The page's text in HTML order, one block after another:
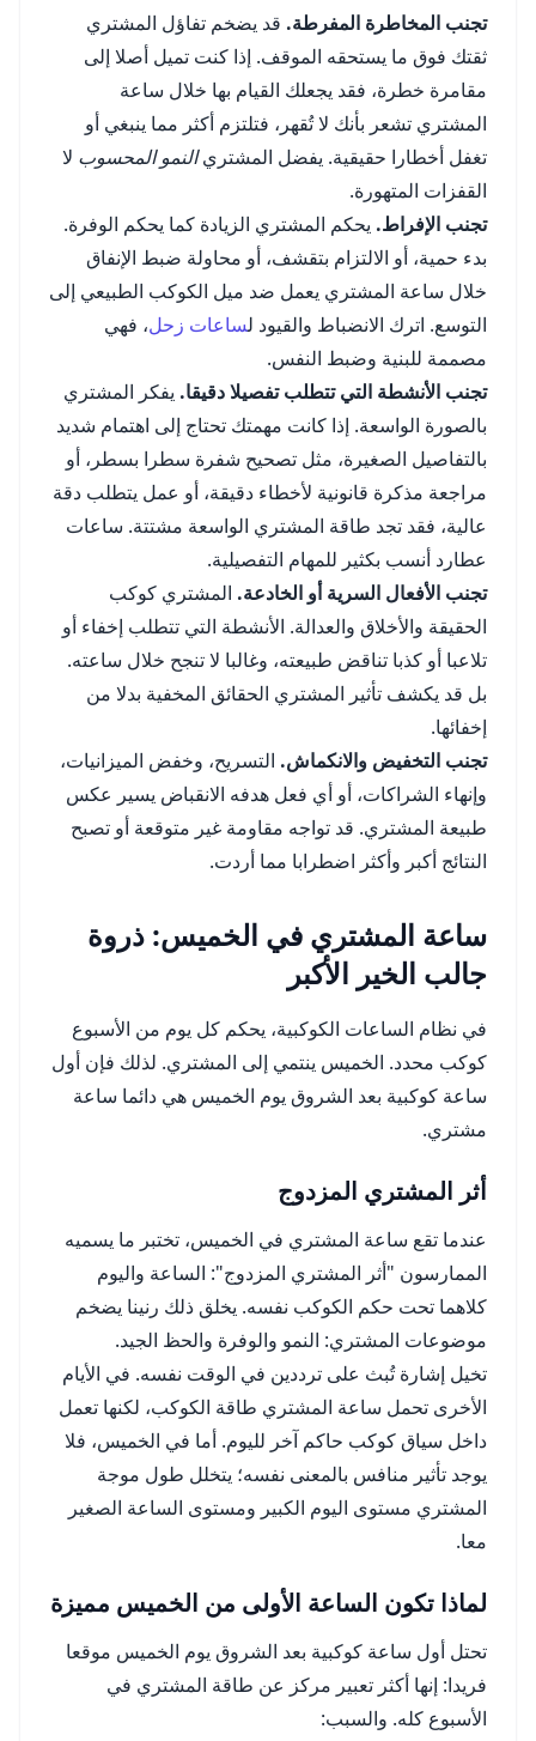
تجنب المخاطرة المفرطة. قد يضخم تفاؤل المشتري
ثقتك فوق ما يستحقه الموقف. إذا كنت تميل أصلا إلى
مقامرة خطرة، فقد يجعلك القيام بها خلال ساعة
المشتري تشعر بأنك لا تُقهر، فتلتزم أكثر مما ينبغي أو
تغفل أخطارا حقيقية. يفضل المشتريالنمو المحسوب لا
القفزات المتهورة.
تجنب الإفراط. يحكم المشتري الزيادة كما يحكم الوفرة.
بدء حمية، أو الالتزام بتقشف، أو محاولة ضبط الإنفاق
خلال ساعة المشتري يعمل ضد ميل الكوكب الطبيعي إلى
التوسع. اترك الانضباط والقيود لساعات زحل، فهي
مصممة للبنية وضبط النفس.
تجنب الأنشطة التي تتطلب تفصيلا دقيقا. يفكر المشتري
بالصورة الواسعة. إذا كانت مهمتك تحتاج إلى اهتمام شديد
بالتفاصيل الصغيرة، مثل تصحيح شفرة سطرا بسطر، أو
مراجعة مذكرة قانونية لأخطاء دقيقة، أو عمل يتطلب دقة
عالية، فقد تجد طاقة المشتري الواسعة مشتتة. ساعات
عطارد أنسب بكثير للمهام التفصيلية.
تجنب الأفعال السرية أو الخادعة. المشتري كوكب
الحقيقة والأخلاق والعدالة. الأنشطة التي تتطلب إخفاء أو
تلاعبا أو كذبا تناقض طبيعته، وغالبا لا تنجح خلال ساعته.
بل قد يكشف تأثير المشتري الحقائق المخفية بدلا من
إخفائها.
تجنب التخفيض والانكماش. التسريح، وخفض الميزانيات،
وإنهاء الشراكات، أو أي فعل هدفه الانقباض يسير عكس
طبيعة المشتري. قد تواجه مقاومة غير متوقعة أو تصبح
النتائج أكبر وأكثر اضطرابا مما أردت.
ساعة المشتري في الخميس: ذروة
جالب الخير الأكبر
في نظام الساعات الكوكبية، يحكم كل يوم من الأسبوع
كوكب محدد. الخميس ينتمي إلى المشتري. لذلك فإن أول
ساعة كوكبية بعد الشروق يوم الخميس هي دائما ساعة
مشتري.
أثر المشتري المزدوج
عندما تقع ساعة المشتري في الخميس، تختبر ما يسميه
الممارسون "أثر المشتري المزدوج": الساعة واليوم
كلاهما تحت حكم الكوكب نفسه. يخلق ذلك رنينا يضخم
موضوعات المشتري: النمو والوفرة والحظ الجيد.
تخيل إشارة تُبث على ترددين في الوقت نفسه. في الأيام
الأخرى تحمل ساعة المشتري طاقة الكوكب، لكنها تعمل
داخل سياق كوكب حاكم آخر لليوم. أما في الخميس، فلا
يوجد تأثير منافس بالمعنى نفسه؛ يتخلل طول موجة
المشتري مستوى اليوم الكبير ومستوى الساعة الصغير
معا.
لماذا تكون الساعة الأولى من الخميس مميزة
تحتل أول ساعة كوكبية بعد الشروق يوم الخميس موقعا
فريدا: إنها أكثر تعبير مركز عن طاقة المشتري في
الأسبوع كله. والسبب: